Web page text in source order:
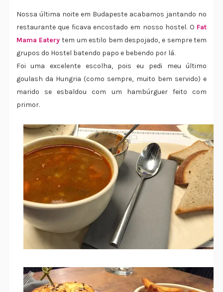
Nossa última noite em Budapeste acabamos jantando no
restaurante que ficava encostado em nosso hostel. O Fat
Mama Eatery tem um estilo bem despojado, e sempre tem
grupos do Hostel batendo papo e bebendo por lá.
Foi uma excelente escolha, pois eu pedi meu último
goulash da Hungria (como sempre, muito bem servido) e
marido se esbaldou com um hambúrguer feito com
primor.